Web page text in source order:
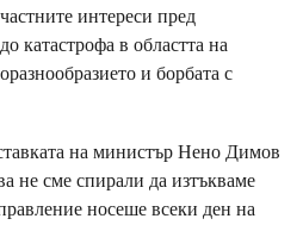
интереси пред
катастрофа в областта на
и борбата с
на министър Нено Димов
не сме спирали да изтъкваме
носеше всеки ден на